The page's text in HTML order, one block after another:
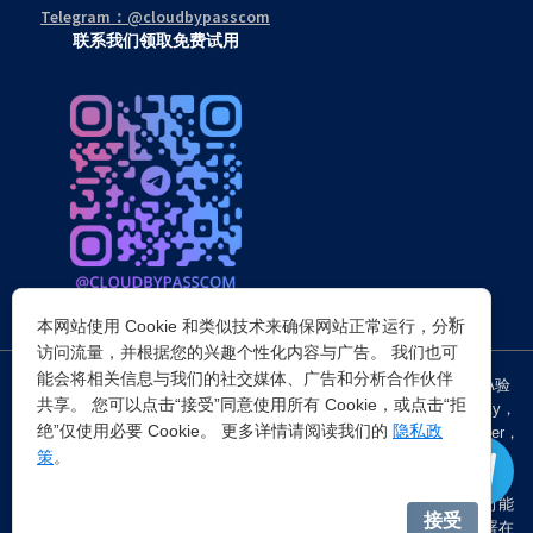
Telegram：@cloudbypasscom
联系我们领取免费试用
突破所有反Anti-bot机器人检查，轻松绕过cloudflare验证、CAPTCHA验
证，WAF，CC防护和Cloudflare爬虫验证，并提供了HTTP API和Proxy，
包括接口地址、请求参数、返回处理；以及 Cloudflare反爬虫设置Referer，
，在中国大陆IP环境下直连时可能
会出现不稳定的情况，但您可以通过以下两种方式解决：一是将其部署在
×
本网站使用 Cookie 和类似技术来确保网站正常运行，分析
访问流量，并根据您的兴趣个性化内容与广告。 我们也可
能会将相关信息与我们的社交媒体、广告和分析合作伙伴
共享。 您可以点击“接受”同意使用所有 Cookie，或点击“拒
绝”仅使用必要 Cookie。 更多详情请阅读我们的 隐私政
策。
接受